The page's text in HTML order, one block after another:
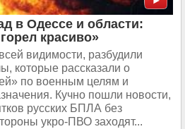
в Одессе и области:
красиво»
видимости, разбудили
которые рассказали о
по военным целям и
Кучно пошли новости,
русских БПЛА без
укро-ПВО заходят...